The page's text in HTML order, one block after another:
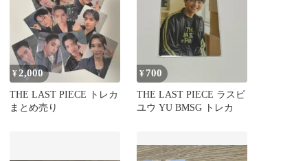
¥2,000
THE LAST PIECE トレカ
まとめ売り
¥ 700
THE LAST PIECE ラスピ
ユウ YU BMSG トレカ